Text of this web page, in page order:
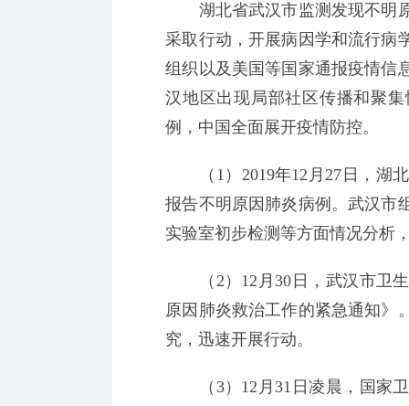
湖北省武汉市监测发现不明原
采取行动，开展病因学和流行病
组织以及美国等国家通报疫情信
汉地区出现局部社区传播和聚
例，中国全面展开疫情防控。
（1）2019年12月27日，湖北
报告不明原因肺炎病例。武汉市
实验室初步检测等方面情况分析
（2）12月30日，武汉市卫生
原因肺炎救治工作的紧急通知》
究，迅速开展行动。
（3）12月31日凌晨，国家卫